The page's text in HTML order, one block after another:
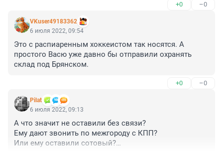
высовывайся, ты раб, как все. И Навального упекли,
что высунулся в политики. Типа - на каждого уздечку
накинем. Какие суды? У нас везде - ручное
управление: даже государственным казначейским
билетом! Чекисты, чо. Сейчас пример надо мясу
подавать. Если только пойдёт на сделку. Вот и
увидим, силён или слабак. С юристами сейчас
набежало, потирают потные ручки. Армия должна
быть контрактной. Хочешь быть мясом - будь. Нет -
альтернатива. Но эту систему вырастили массы. Сто
+0 –0
VKuser49183362
6 июля 2022, 09:54
Это с распиаренным хоккеистом так носятся. А
простого Васю уже давно бы отправили охранять
склад под Брянском.
+0 –0
Pilat
6 июля 2022, 09:13
А что значит не оставили без связи?
Ему дают звонить по межгороду с КПП?
Или ему оставили сотовый?